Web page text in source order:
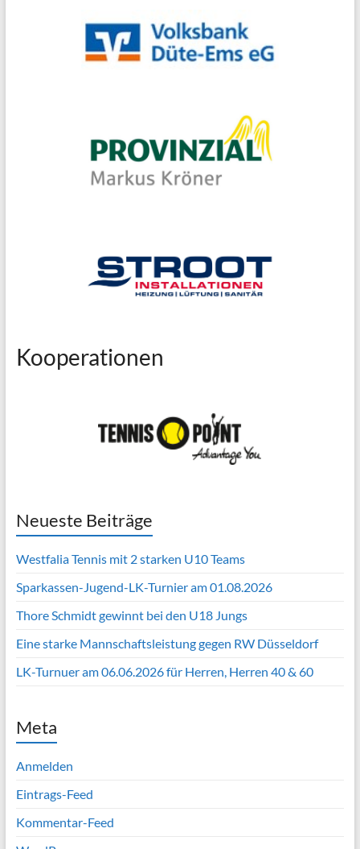
Kooperationen
Neueste Beiträge
Westfalia Tennis mit 2 starken U10 Teams
Sparkassen-Jugend-LK-Turnier am 01.08.2026
Thore Schmidt gewinnt bei den U18 Jungs
Eine starke Mannschaftsleistung gegen RW Düsseldorf
LK-Turnuer am 06.06.2026 für Herren, Herren 40 & 60
Meta
Anmelden
Eintrags-Feed
Kommentar-Feed